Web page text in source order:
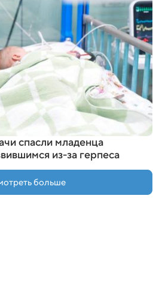
спасли младенца
из-за герпеса
больше